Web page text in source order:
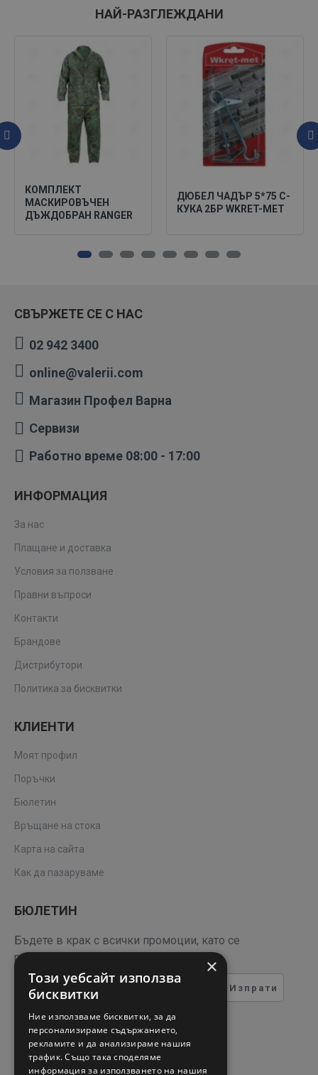
НАЙ-РАЗГЛЕЖДАНИ
КОМПЛЕКТ
МАСКИРОВЪЧЕН
ДЪЖДОБРАН RANGER
ДЮБЕЛ ЧАДЪР 5*75 C-
КУКА 2БР WKRET-MET
СВЪРЖЕТЕ СЕ С НАС
02 942 3400
online@valerii.com
Магазин Профел Варна
Сервизи
Работно време 08:00 - 17:00
ИНФОРМАЦИЯ
За нас
Плащане и доставка
Условия за ползване
Правни въпроси
Контакти
Брандове
Дистрибутори
Политика за бисквитки
КЛИЕНТИ
Моят профил
Поръчки
Бюлетин
Връщане на стока
Карта на сайта
Как да пазаруваме
БЮЛЕТИН
Бъдете в крак с всички промоции, като се
регистрирате за нашия бюлетин
Изпрати
ТЕСТ ЗА СИГУРНОСТ
Въведете кода в полето
отдолу
×
Този уебсайт използва
бисквитки
Ние използваме бисквитки, за да
персонализираме съдържанието,
рекламите и да анализираме нашия
трафик. Също така споделяме
информация за използването на нашия